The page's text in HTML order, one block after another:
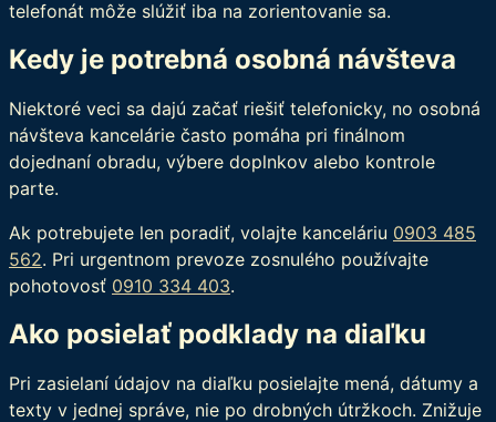
telefonát môže slúžiť iba na zorientovanie sa.
Kedy je potrebná osobná návšteva
Niektoré veci sa dajú začať riešiť telefonicky, no osobná
návšteva kancelárie často pomáha pri finálnom
dojednaní obradu, výbere doplnkov alebo kontrole
parte.
Ak potrebujete len poradiť, volajte kanceláriu 0903 485
562. Pri urgentnom prevoze zosnulého používajte
pohotovosť 0910 334 403.
Ako posielať podklady na diaľku
Pri zasielaní údajov na diaľku posielajte mená, dátumy a
texty v jednej správe, nie po drobných útržkoch. Znižuje